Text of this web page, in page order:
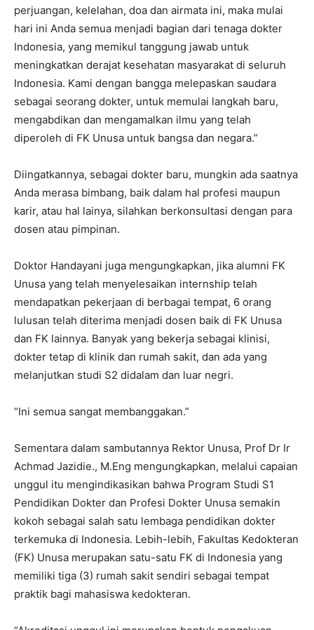
perjuangan, kelelahan, doa dan airmata ini, maka mulai
hari ini Anda semua menjadi bagian dari tenaga dokter
Indonesia, yang memikul tanggung jawab untuk
meningkatkan derajat kesehatan masyarakat di seluruh
Indonesia. Kami dengan bangga melepaskan saudara
sebagai seorang dokter, untuk memulai langkah baru,
mengabdikan dan mengamalkan ilmu yang telah
diperoleh di FK Unusa untuk bangsa dan negara.”
Diingatkannya, sebagai dokter baru, mungkin ada saatnya
Anda merasa bimbang, baik dalam hal profesi maupun
karir, atau hal lainya, silahkan berkonsultasi dengan para
dosen atau pimpinan.
Doktor Handayani juga mengungkapkan, jika alumni FK
Unusa yang telah menyelesaikan internship telah
mendapatkan pekerjaan di berbagai tempat, 6 orang
lulusan telah diterima menjadi dosen baik di FK Unusa
dan FK lainnya. Banyak yang bekerja sebagai klinisi,
dokter tetap di klinik dan rumah sakit, dan ada yang
melanjutkan studi S2 didalam dan luar negri.
“Ini semua sangat membanggakan.”
Sementara dalam sambutannya Rektor Unusa, Prof Dr Ir
Achmad Jazidie., M.Eng mengungkapkan, melalui capaian
unggul itu mengindikasikan bahwa Program Studi S1
Pendidikan Dokter dan Profesi Dokter Unusa semakin
kokoh sebagai salah satu lembaga pendidikan dokter
terkemuka di Indonesia. Lebih-lebih, Fakultas Kedokteran
(FK) Unusa merupakan satu-satu FK di Indonesia yang
memiliki tiga (3) rumah sakit sendiri sebagai tempat
praktik bagi mahasiswa kedokteran.